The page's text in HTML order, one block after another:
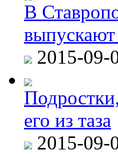
В
2015-09-
его из таза
2015-09-